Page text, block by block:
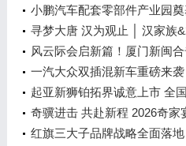
小鹏汽车配套零部件产业园
智能汽车集群
寻梦大唐 汉为观止 │ 汉家族
发布会，敬请期待！
风云际会启新篇！厦门新闽
开业
一汽大众双插混新车重磅来袭
起亚新狮铂拓界诚意上市 全
万元起
奇骥进击 共赴新程 2026奇家
红旗三大子品牌战略全面落